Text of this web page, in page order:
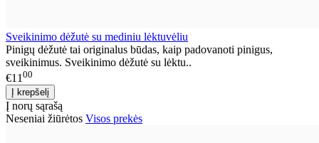
Sveikinimo dėžutė su mediniu lėktuvėliu
Pinigų dėžutė tai originalus būdas, kaip padovanoti pinigus,
sveikinimus. Sveikinimo dėžutė su lėktu..
€11 00
Į norų sąrašą
Neseniai žiūrėtos Visos prekės